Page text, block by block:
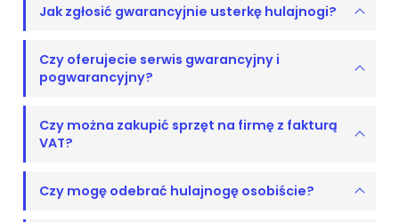
Jak zgłosić gwarancyjnie usterkę hulajnogi?
Czy oferujecie serwis gwarancyjny i
pogwarancyjny?
Czy można zakupić sprzęt na firmę z fakturą
VAT?
Czy mogę odebrać hulajnogę osobiście?